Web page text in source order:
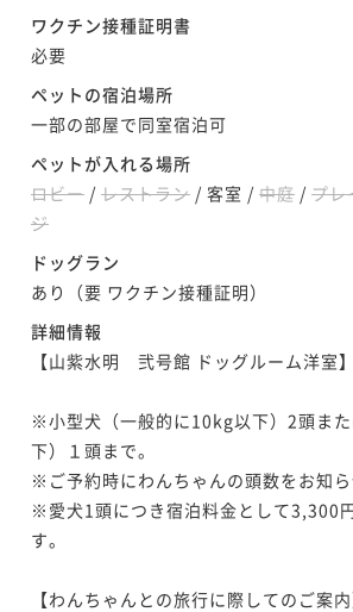
ワクチン接種証明書
必要
ペットの宿泊場所
一部の部屋で同室宿泊可
ペットが入れる場所
ロビー / レストラン / 客室 / 中庭 / プレ
ジ
ドッグラン
あり（要 ワクチン接種証明）
詳細情報
【山紫水明　弐号館 ドッグルーム洋室】
※小型犬（一般的に10kg以下）2頭ま
下）１頭まで。
※ご予約時にわんちゃんの頭数をお知ら
※愛犬1頭につき宿泊料金として3,300
す。
【わんちゃんとの旅行に際してのご案内